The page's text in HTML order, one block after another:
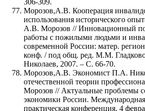
Морозов,А.В. Кооперация
использования исторического
А.В. Морозов // Инновационный
работы с пожилыми людьми и
современной России: матер.
конф. / под общ. ред. М.М.
Николаев, 2007. – С. 66-70.
Морозов,А.В. Экономист П.А.
отечественной теории
Морозов // Актуальные проблемы
экономики России.
практическая конференция, 4